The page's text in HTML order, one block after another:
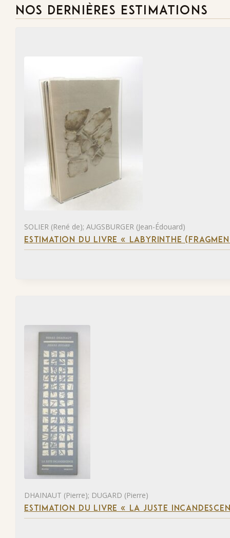
NOS DERNIÈRES ESTIMATIONS
SOLIER (René de); AUGSBURGER (Jean-Édouard)
ESTIMATION DU LIVRE « LABYRINTHE
DHAINAUT (Pierre); DUGARD (Pierre)
ESTIMATION DU LIVRE « LA JUSTE